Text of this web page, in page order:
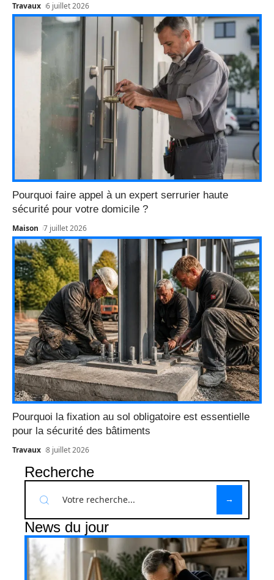
Travaux 6 juillet 2026
Pourquoi faire appel à un expert serrurier haute
sécurité pour votre domicile ?
Maison 7 juillet 2026
Pourquoi la fixation au sol obligatoire est essentielle
pour la sécurité des bâtiments
Travaux 8 juillet 2026
Recherche
News du jour